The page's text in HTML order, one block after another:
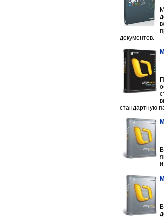
документов.
стандартную
и